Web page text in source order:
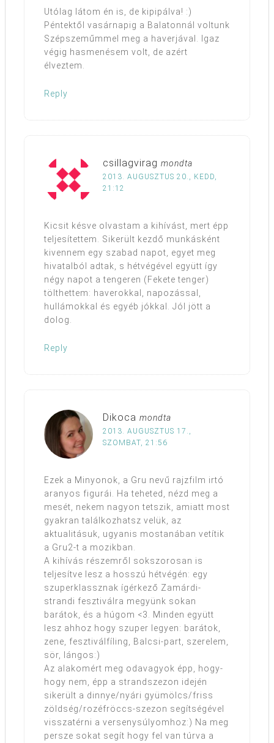
Utólag látom én is, de kipipálva! :)
Péntektől vasárnapig a Balatonnál voltunk
Szépszeműmmel meg a haverjával. Igaz
végig hasmenésem volt, de azért
élveztem.
Reply
csillagvirag mondta
2013. AUGUSZTUS 20., KEDD,
21:12
Kicsit késve olvastam a kihívást, mert épp
teljesítettem. Sikerült kezdő munkásként
kivennem egy szabad napot, egyet meg
hivatalból adtak, s hétvégével együtt így
négy napot a tengeren (Fekete tenger)
tölthettem: haverokkal, napozással,
hullámokkal és egyéb jókkal. Jól jött a
dolog.
Reply
Dikoca mondta
2013. AUGUSZTUS 17.,
SZOMBAT, 21:56
Ezek a Minyonok, a Gru nevű rajzfilm irtó
aranyos figurái. Ha teheted, nézd meg a
mesét, nekem nagyon tetszik, amiatt most
gyakran találkozhatsz velük, az
aktualitásuk, ugyanis mostanában vetítik
a Gru2-t a mozikban.
A kihívás részemről sokszorosan is
teljesítve lesz a hosszú hétvégén: egy
szuperklassznak ígérkező Zamárdi-
strandi fesztiválra megyünk sokan
barátok, és a húgom <3. Minden együtt
lesz ahhoz hogy szuper legyen: barátok,
zene, fesztiválfíling, Balcsi-part, szerelem,
sör, lángos:)
Az alakomért meg odavagyok épp, hogy-
hogy nem, épp a strandszezon idején
sikerült a dinnye/nyári gyümölcs/friss
zöldség/rozéfröccs-szezon segítségével
visszatérni a versenysúlyomhoz:) Na meg
persze sokat segít hogy fel van túrva a